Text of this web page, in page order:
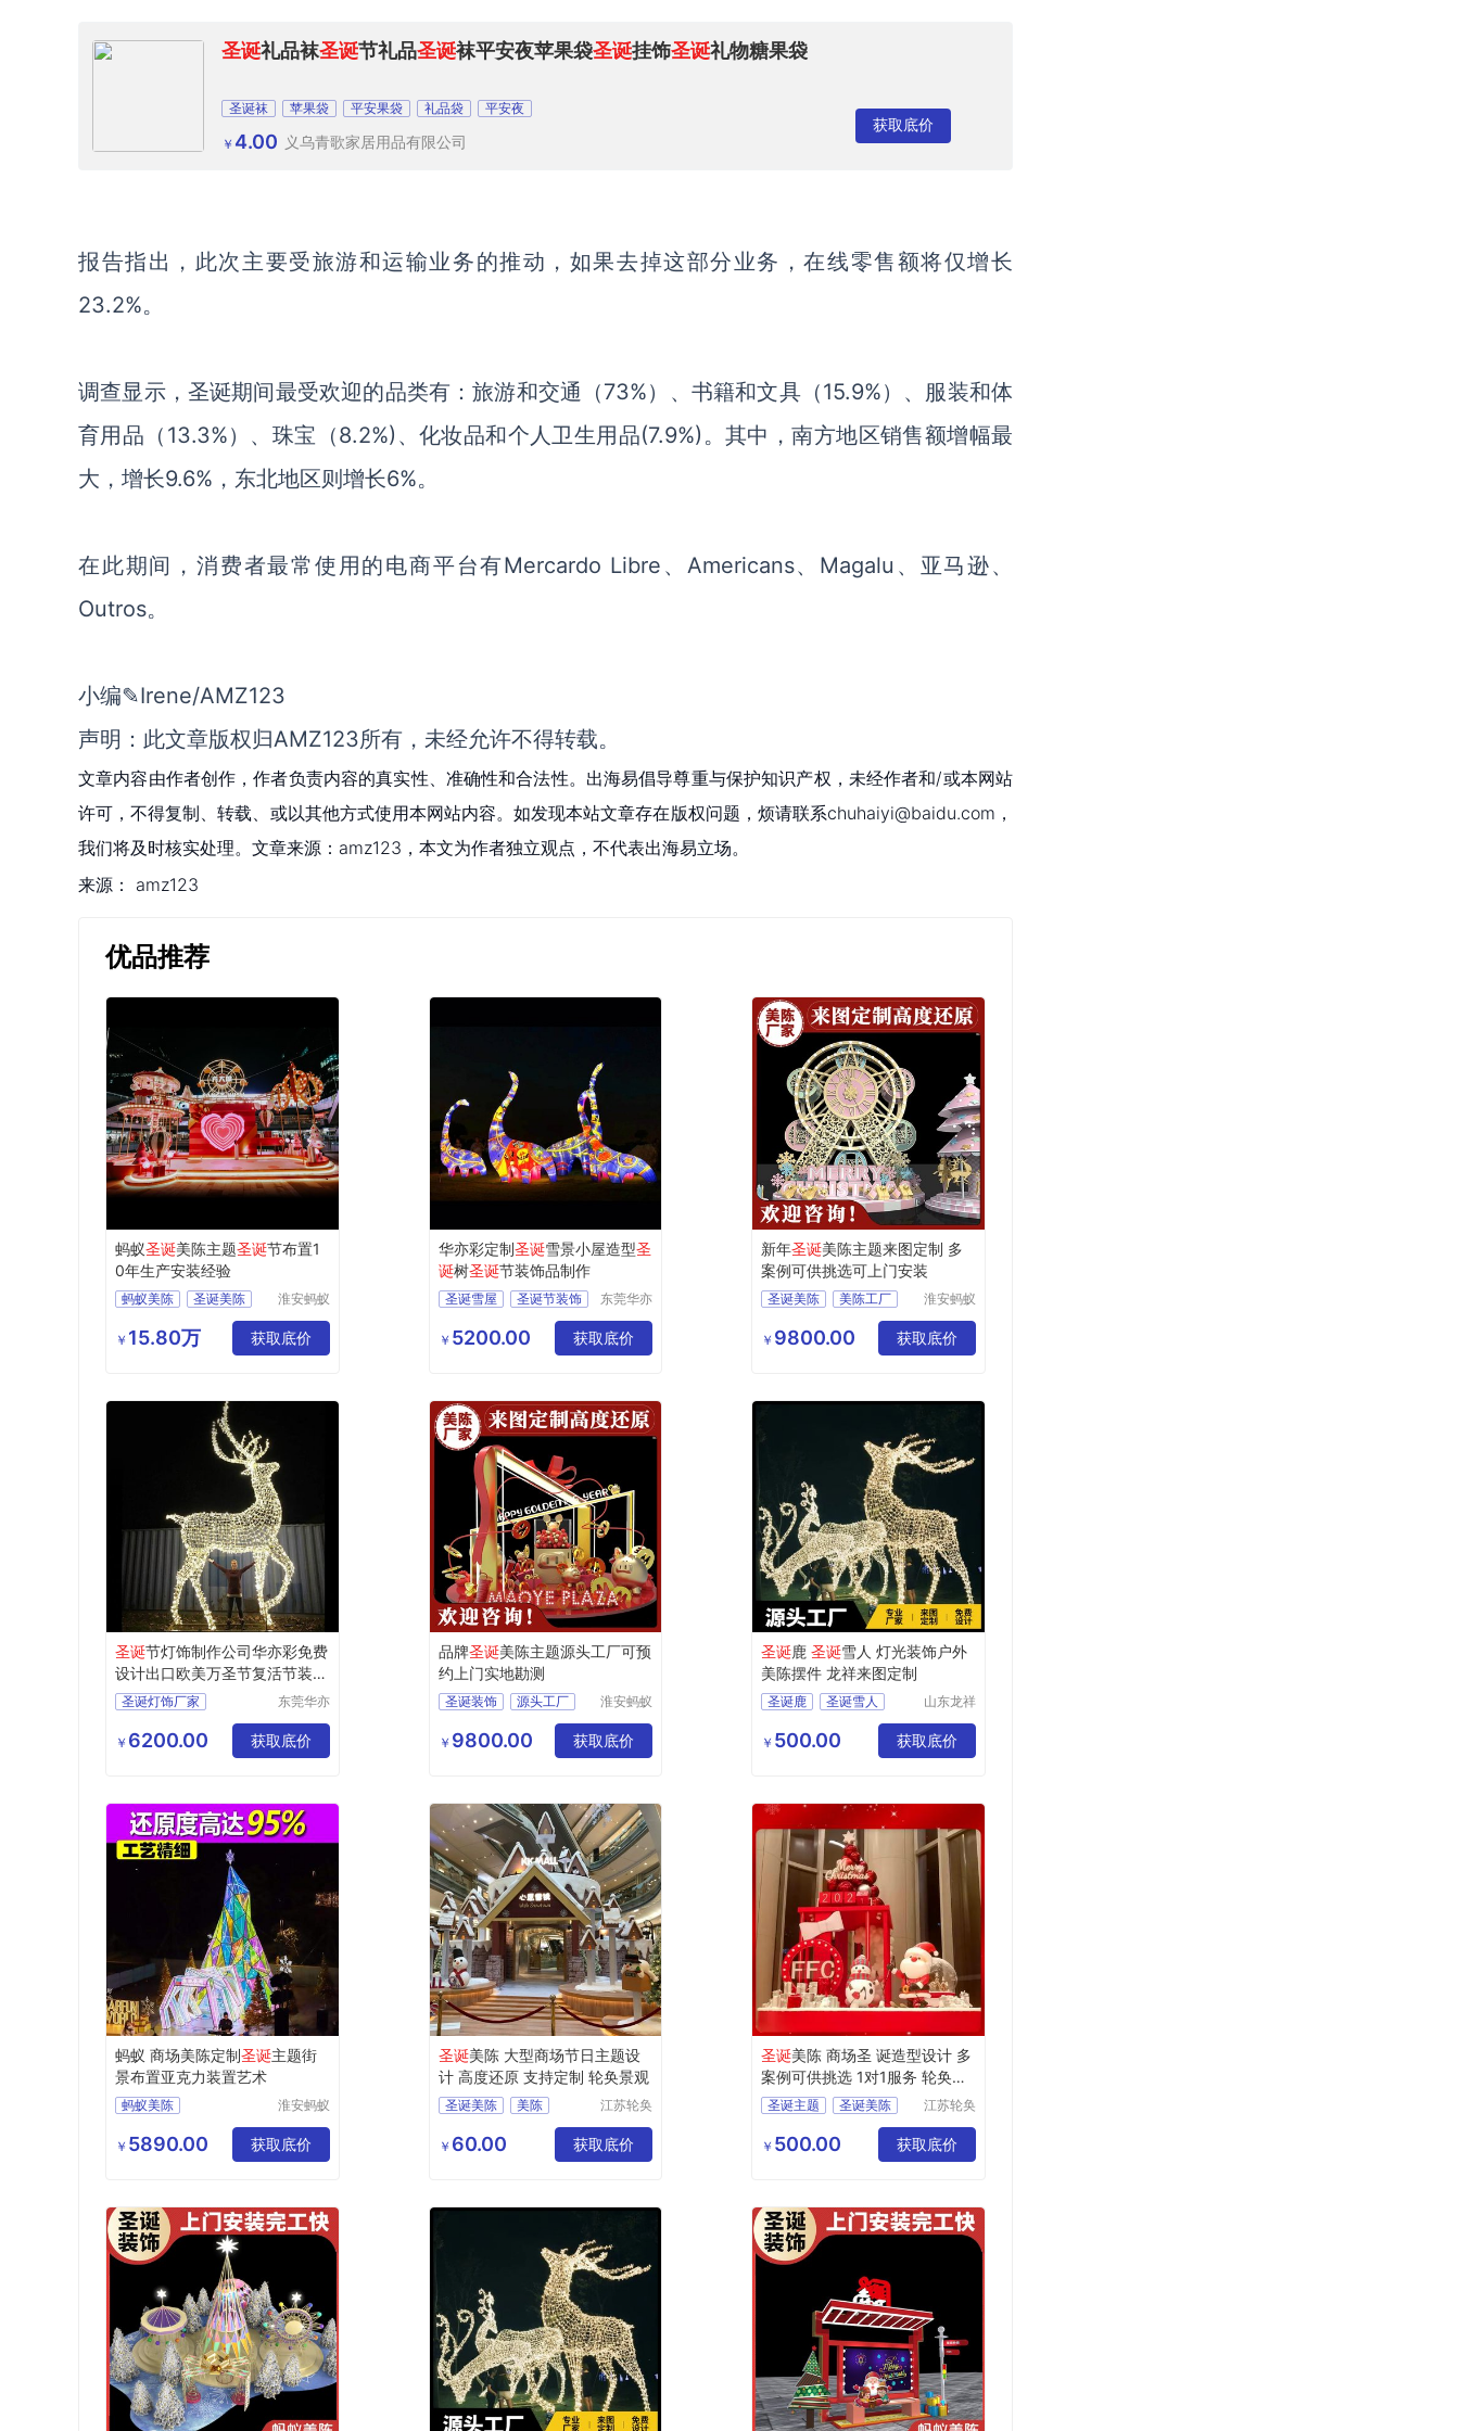
圣诞礼品袜圣诞节礼品圣诞袜平安夜苹果袋圣诞挂饰圣诞礼物糖果袋
圣诞袜 苹果袋 平安果袋 礼品袋 平安夜
￥ 4.00 义乌青歌家居用品有限公司
获取底价
报告指出，此次主要受旅游和运输业务的推动，如果去掉这部分业务，在线零售额将仅增长
23.2%。
调查显示，圣诞期间最受欢迎的品类有：旅游和交通（73%）、书籍和文具（15.9%）、服装和体
育用品（13.3%）、珠宝（8.2%)、化妆品和个人卫生用品(7.9%)。其中，南方地区销售额增幅最
大，增长9.6%，东北地区则增长6%。
在此期间，消费者最常使用的电商平台有Mercardo Libre、Americans、Magalu、亚马逊、
Outros。
小编✎Irene/AMZ123
声明：此文章版权归AMZ123所有，未经允许不得转载。
文章内容由作者创作，作者负责内容的真实性、准确性和合法性。出海易倡导尊重与保护知识产权，未经作者和/或本网站
许可，不得复制、转载、或以其他方式使用本网站内容。如发现本站文章存在版权问题，烦请联系chuhaiyi@baidu.com，
我们将及时核实处理。文章来源：amz123，本文为作者独立观点，不代表出海易立场。
来源： amz123
优品推荐
蚂蚁圣诞美陈主题圣诞节布置1
0年生产安装经验
蚂蚁美陈
圣诞美陈
淮安蚂蚁
制作有限
公司
￥ 15.80万 获取底价
华亦彩定制圣诞雪景小屋造型圣
诞树圣诞节装饰品制作
圣诞雪屋
圣诞节装饰
圣诞灯饰
东莞华亦
艺有限公
司
￥ 5200.00 获取底价
新年圣诞美陈主题来图定制 多
案例可供挑选可上门安装
圣诞美陈
美陈工厂
圣诞装置
源头工厂
淮安蚂蚁
制作有限
公司
￥ 9800.00 获取底价
圣诞节灯饰制作公司华亦彩免费
设计出口欧美万圣节复活节装饰
灯圣诞灯饰厂家
圣诞灯饰
圣诞工厂
圣诞节装饰
东莞华亦
艺有限公
司
￥ 6200.00 获取底价
品牌圣诞美陈主题源头工厂可预
约上门实地勘测
圣诞装饰
源头工厂
圣诞美陈
美陈工厂
淮安蚂蚁
制作有限
公司
￥ 9800.00 获取底价
圣诞鹿圣诞雪人 灯光装饰户外
美陈摆件 龙祥来图定制
圣诞鹿 圣诞雪人
山东龙祥
有限公司
￥ 500.00 获取底价
蚂蚁 商场美陈定制圣诞主题街
景布置亚克力装置艺术
蚂蚁美陈
圣诞主题
装置艺术
淮安蚂蚁
制作有限
公司
￥ 5890.00 获取底价
圣诞美陈 大型商场节日主题设
计 高度还原 支持定制 轮奂景观
圣诞美陈
美陈
圣诞舞台
江苏轮奂
有限公司
￥ 60.00 获取底价
圣诞美陈 商场圣 诞造型设计 多
案例可供挑选 1对1服务 轮奂景
观圣诞主题
圣诞美陈
圣诞节布置
江苏轮奂
有限公司
￥ 500.00 获取底价